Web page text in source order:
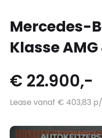
Mercedes-
Klasse
€ 22.900,-
Lease vanaf € 403,83